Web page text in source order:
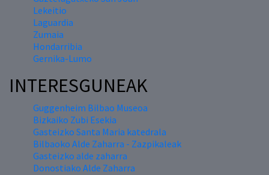
Lekeitio
Laguardia
Zumaia
Hondarribia
Gernika-Lumo
INTERESGUNEAK
Guggenheim Bilbao Museoa
Bizkaiko Zubi Esekia
Gasteizko Santa Maria katedrala
Bilbaoko Alde Zaharra - Zazpikaleak
Gasteizko alde zaharra
Donostiako Alde Zaharra